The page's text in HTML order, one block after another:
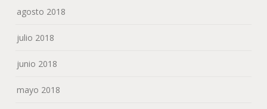
agosto 2018
julio 2018
junio 2018
mayo 2018